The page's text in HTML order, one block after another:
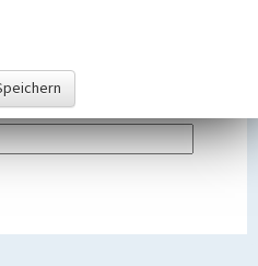
unten das Rechenergebnis aus der